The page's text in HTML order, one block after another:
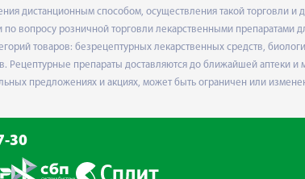
дистанционным способом, осуществления такой торговли
по вопросу розничной торговли лекарственными препаратами
товаров: безрецептурных лекарственных средств,
Рецептурные препараты доставляются до ближайшей аптеки
предложениях и акциях, может быть ограничен или
30